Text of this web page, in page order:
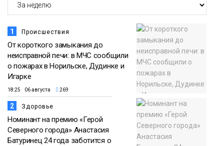
1 Происшествия
От короткого замыкания до
неисправной печи: в МЧС сообщили
о пожарах в Норильске, Дудинке и
Игарке
18:25 06 августа 269
2 Здоровье
Номинант на премию «Герой
Северного города» Анастасия
Батуринец 24 года заботится о